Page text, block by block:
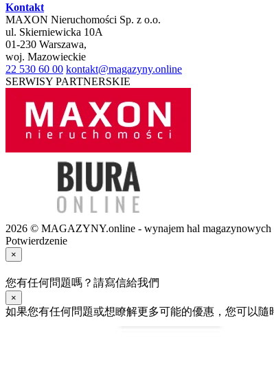
Kontakt
MAXON Nieruchomości Sp. z o.o.
ul. Skierniewicka 10A
01-230 Warszawa,
woj. Mazowieckie
22 530 60 00 kontakt@magazyny.online
SERWISY PARTNERSKIE
2026 © MAGAZYNY.online - wynajem hal magazynowych
Potwierdzenie
×
您有任何問題嗎？請寫信給我們
×
如果您有任何問題或想瞭解更多可能的優惠，您可以隨